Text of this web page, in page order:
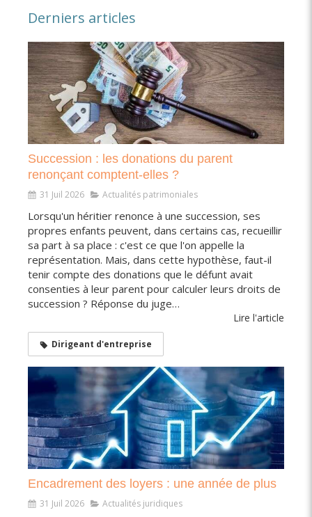
Derniers articles
Succession : les donations du parent
renonçant comptent-elles ?
31 Juil 2026 Actualités patrimoniales
Lorsqu'un héritier renonce à une succession, ses
propres enfants peuvent, dans certains cas, recueillir
sa part à sa place : c'est ce que l'on appelle la
représentation. Mais, dans cette hypothèse, faut-il
tenir compte des donations que le défunt avait
consenties à leur parent pour calculer leurs droits de
succession ? Réponse du juge…
Lire l'article
Dirigeant d'entreprise
Encadrement des loyers : une année de plus
31 Juil 2026 Actualités juridiques